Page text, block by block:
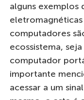
alguns exemplos
computadores
ecossistema,
computador
importante
acessar a um